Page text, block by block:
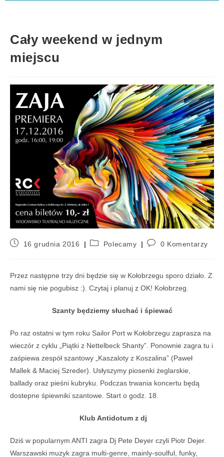
Cały weekend w jednym
miejscu
16 grudnia 2016 Polecamy 0 Komentarzy
Przez następne trzy dni będzie się w Kołobrzegu sporo działo. Z
nami się nie pogubisz :). Czytaj i planuj z OK! Kołobrzeg.
Szanty będziemy słuchać i śpiewać
Po raz ostatni w tym roku Sailor Port w Kołobrzegu zaprasza na
wieczór z cyklu „Piątki z Nettelbeck Shanty”. Ponownie zagra tu i
zaśpiewa zespół szantowy „Kaszaloty z Koszalina” (Paweł
Mallek & Maciej Szreder). Usłyszymy piosenki żeglarskie,
ballady oraz pieśni kubryku. Podczas trwania koncertu będą
dostepne śpiewniki szantowe. Start o godz. 18.
Klub Antidotum z dj
Dziś w popularnym ANTI zagra Dj Pete Deyer czyli Piotr Dejer.
Warszawski muzyk zagra multi-genre, mainly-soulful, funky,